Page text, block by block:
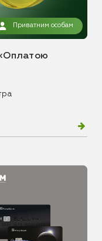
Приватним особам
«Оплатою